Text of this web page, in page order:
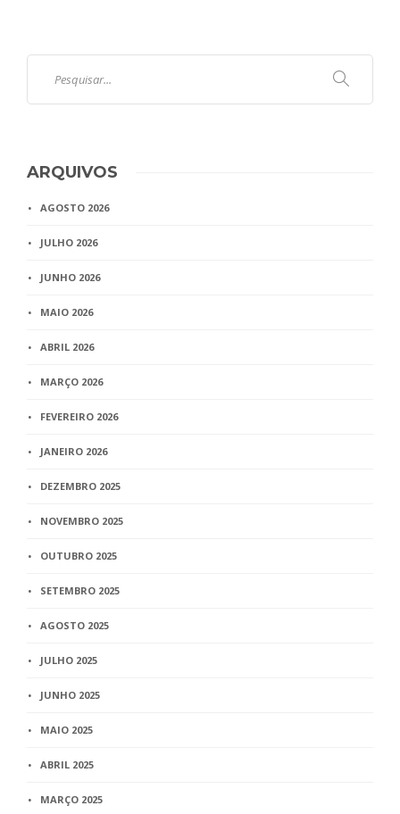
ARQUIVOS
AGOSTO 2026
JULHO 2026
JUNHO 2026
MAIO 2026
ABRIL 2026
MARÇO 2026
FEVEREIRO 2026
JANEIRO 2026
DEZEMBRO 2025
NOVEMBRO 2025
OUTUBRO 2025
SETEMBRO 2025
AGOSTO 2025
JULHO 2025
JUNHO 2025
MAIO 2025
ABRIL 2025
MARÇO 2025